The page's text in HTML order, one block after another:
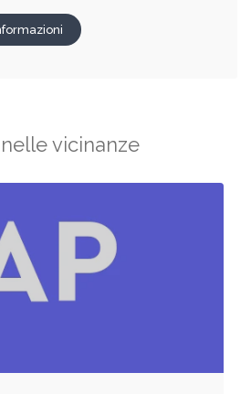
vicinanze